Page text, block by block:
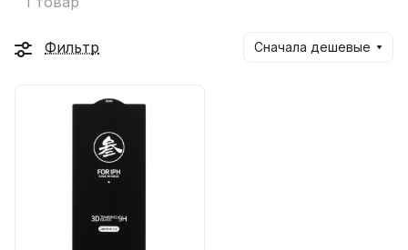
Фильтр Сначала дешевые